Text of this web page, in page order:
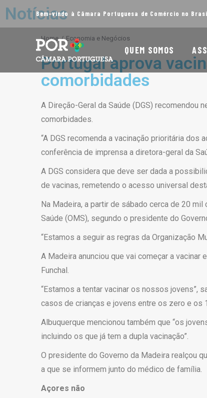
Bem-vindo à Câmara Portuguesa de Comércio no
QUEM SOMOS
Notícias
You are here:
Home Economia e Negócios
Portugal aprova
comorbidades
A Direção-Geral da Saúde (DGS)
comorbidades.
“A DGS recomenda a vacinação prioritária
conferência de imprensa a diretora-geral da
A DGS considera que deve ser dada a
de vacinas, remetendo o acesso universal
Na Madeira, a partir de sábado cerca de 20
Saúde (OMS), segundo o presidente do
“Estamos a seguir as regras da Organização
A Madeira anunciou que vai começar a vacinar
Funchal.
“Estamos a tentar vacinar os nossos jovens”,
casos de crianças e jovens entre os zero e os
Albuquerque mencionou também que “os
incluindo os que já tem a dupla vacinação”.
O presidente do Governo da Madeira realçou
a que se informem junto do médico de família.
Açores não